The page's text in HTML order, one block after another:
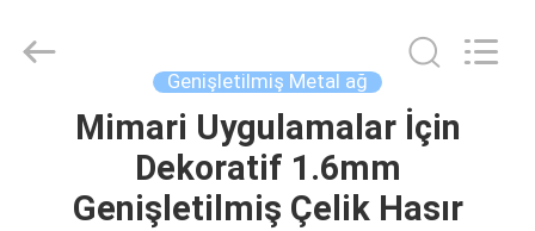
ÜRÜN:%
MFG
Genişletilmiş Metal ağ
Mimari Uygulamalar İçin
Dekoratif 1.6mm
Genişletilmiş Çelik Hasır